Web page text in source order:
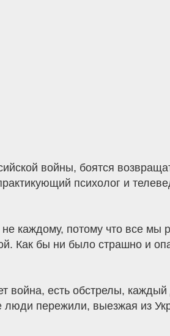
войны, боятся
психолог и
каждому, потому что все
Как бы ни было страшно и
война, есть обстрелы,
пережили, выезжая из